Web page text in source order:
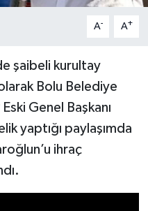
A- A+
şaibeli kurultay
Bolu Belediye
Genel Başkanı
yaptığı paylaşımda
ihraç